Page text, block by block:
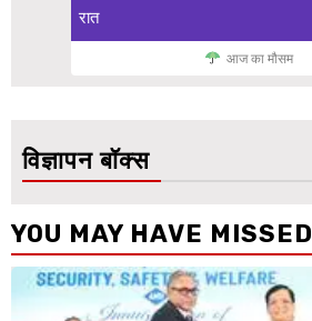
रात
आज का मौसम
विज्ञापन बॉक्स
YOU MAY HAVE MISSED